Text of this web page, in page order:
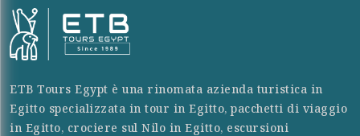
ETB Tours Egypt è una rinomata azienda turistica in
Egitto specializzata in tour in Egitto, pacchetti di viaggio
in Egitto, crociere sul Nilo in Egitto, escursioni